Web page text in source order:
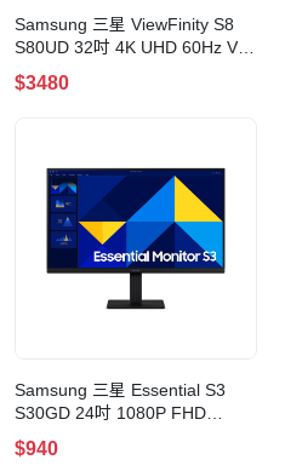
Samsung 三星 ViewFinity S8
S80UD 32吋 4K UHD 60Hz VA
顯示器
$3480
Samsung 三星 Essential S3
S30GD 24吋 1080P FHD
120Hz IPS 顯示器
$940